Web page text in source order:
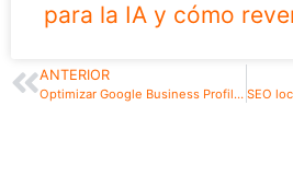
para la IA y cómo
ANTERIOR
Optimizar Google Business Profile y aparecer en el mapa